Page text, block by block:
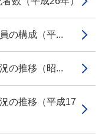
の構成（平...
の推移（昭...
の推移（平成17